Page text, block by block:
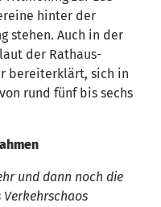
hinter der
stehen. Auch in der
der Rathaus-
bereiterklärt, sich in
rund fünf bis sechs
und dann noch die
Verkehrschaos